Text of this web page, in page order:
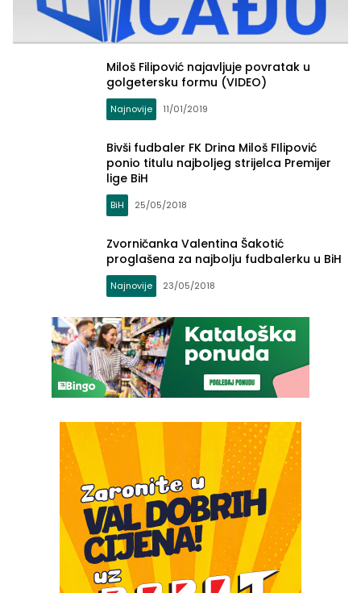
Miloš Filipović najavljuje povratak u
golgetersku formu (VIDEO)
Najnovije 11/01/2019
Bivši fudbaler FK Drina Miloš FIlipović
ponio titulu najboljeg strijelca Premijer
lige BiH
BiH 25/05/2018
Zvorničanka Valentina Šakotić
proglašena za najbolju fudbalerku u BiH
Najnovije 23/05/2018